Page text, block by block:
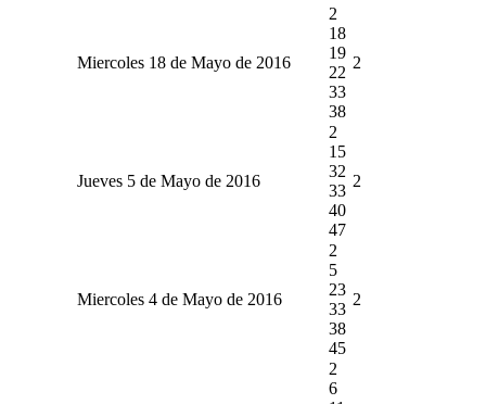
Miercoles 18 de Mayo de 2016
2
18
19
22
33
38
2
Jueves 5 de Mayo de 2016
2
15
32
33
40
47
2
Miercoles 4 de Mayo de 2016
2
5
23
33
38
45
2
2
6